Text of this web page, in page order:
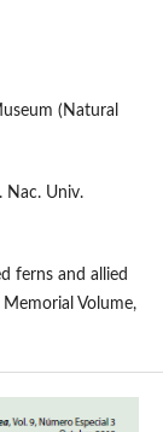
(Natural
Nac. Univ.
ferns and allied
Volume,